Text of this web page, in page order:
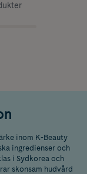
inom K-Beauty
ingredienser och
i Sydkorea och
skonsam hudvård